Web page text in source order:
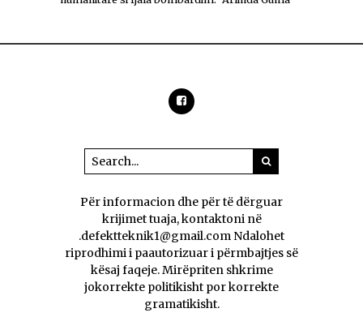
Për informacion dhe për të dërguar
krijimet tuaja, kontaktoni në
.defektteknik1@gmail.com Ndalohet
riprodhimi i paautorizuar i përmbajtjes së
kësaj faqeje. Mirëpriten shkrime
jokorrekte politikisht por korrekte
gramatikisht.